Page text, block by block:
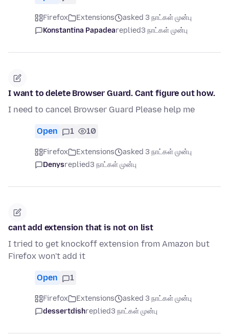
Firefox Extensions
asked 3 நாட்கள் முன்பு
Konstantina Papadeareplied3 நாட்கள் முன்பு
I want to delete Browser Guard. Cant figure out how.
I need to cancel Browser Guard Please help me
Open 1 10
Firefox Extensions
asked 3 நாட்கள் முன்பு
Denysreplied3 நாட்கள் முன்பு
cant add extension that is not on list
I tried to get knockoff extension from Amazon but
Firefox won't add it
Open 1
Firefox Extensions
asked 3 நாட்கள் முன்பு
dessertdishreplied3 நாட்கள் முன்பு